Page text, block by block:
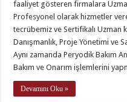
faaliyet gösteren firmalara
Profesyonel olarak hizmetler
tecrübemiz ve Sertifikalı Uzman
Danışmanlık, Proje Yönetimi ve
Aynı zamanda Peryodik Bakım
Bakım ve Onarım işlemlerini
Devamını Oku »